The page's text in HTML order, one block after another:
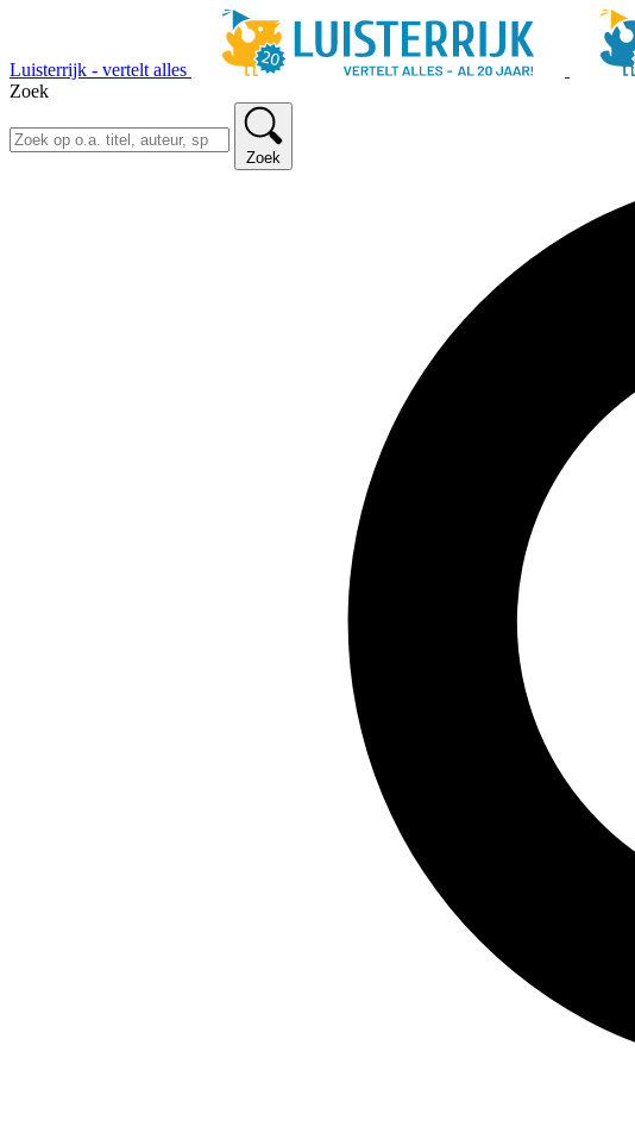
Luisterrijk - vertelt alles
Zoek
Zoek